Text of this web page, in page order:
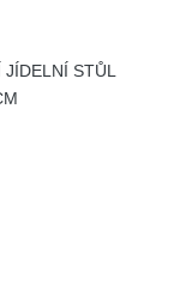
STŮL